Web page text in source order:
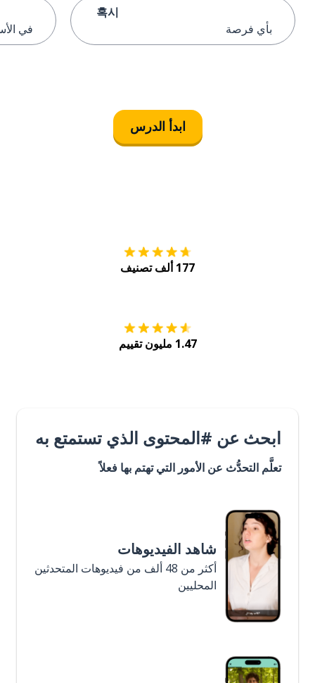
혹시
بأي فرصة
في
ابدأ الدرس
177 ألف تصنيف
1.47 مليون تقييم
ابحث عن #المحتوى الذي تستمتع به
تعلَّم التحدُّث عن الأمور التي تهتم بها فعلاً
شاهد الفيديوهات
أكثر من 48 ألف من فيديوهات المتحدثين
المحليين